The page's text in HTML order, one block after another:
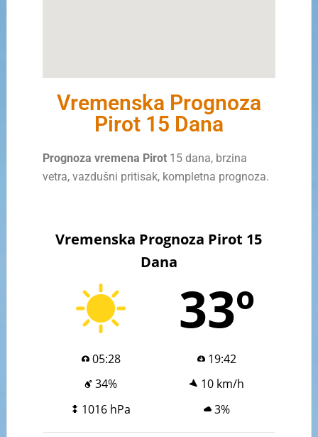
Vremenska Prognoza
Pirot 15 Dana
Prognoza vremena Pirot15 dana, brzina
vetra, vazdušni pritisak, kompletna prognoza.
Vremenska Prognoza Pirot 15
Dana
33º
05:28
19:42
34%
10 km/h
1016 hPa
3%